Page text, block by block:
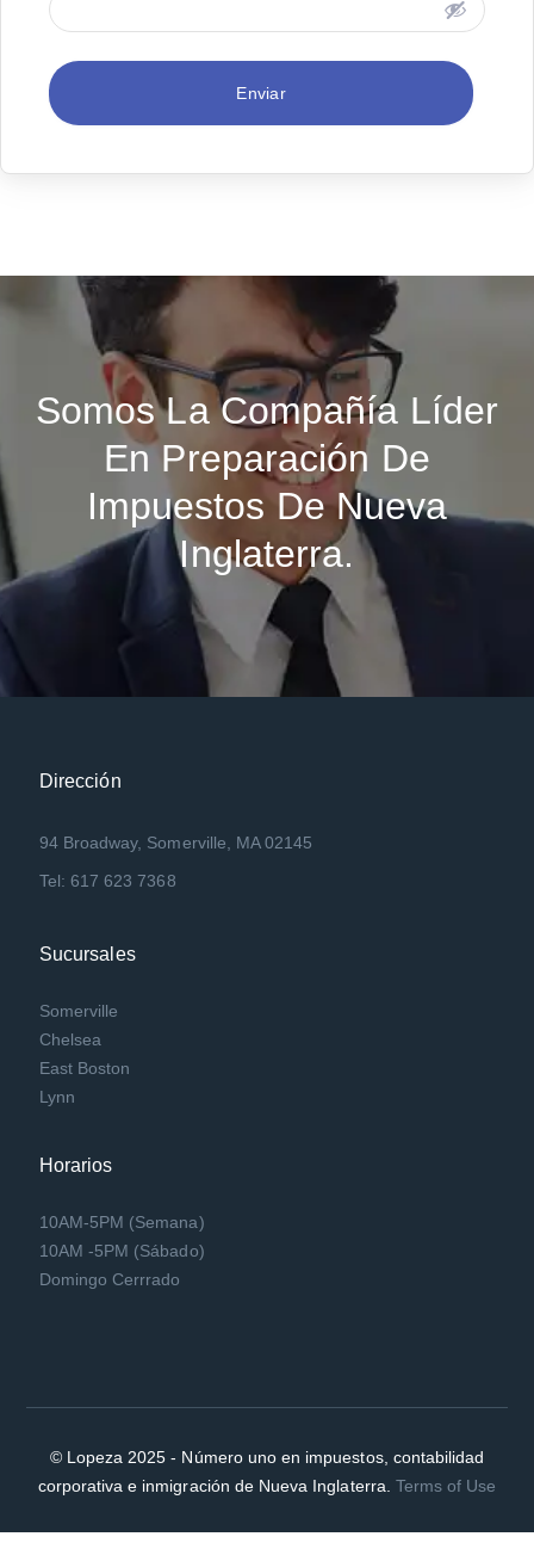
Enviar
Somos La Compañía Líder
En Preparación De
Impuestos De Nueva
Inglaterra.
Dirección
94 Broadway, Somerville, MA 02145
Tel: 617 623 7368
Sucursales
Somerville
Chelsea
East Boston
Lynn
Horarios
10AM-5PM (Semana)
10AM -5PM (Sábado)
Domingo Cerrrado
© Lopeza 2025 - Número uno en impuestos, contabilidad
corporativa e inmigración de Nueva Inglaterra. Terms of Use